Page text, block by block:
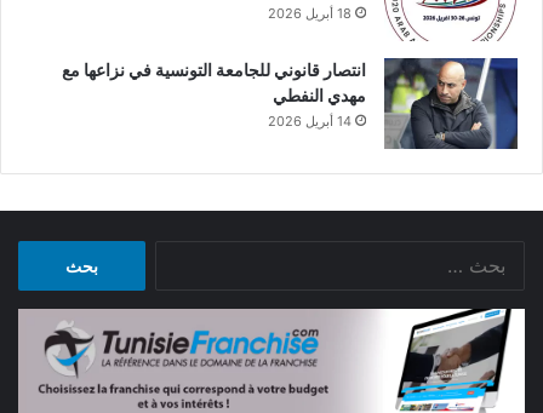
18 أبريل 2026
انتصار قانوني للجامعة التونسية في نزاعها مع
مهدي النفطي
14 أبريل 2026